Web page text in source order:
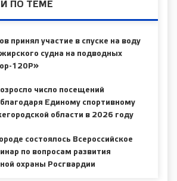
ПО ТЕМЕ
принял участие в спуске на воду
судна на подводных
120Р»
число посещений
Единому спортивному
области в 2026 году
состоялось Всероссийское
по вопросам развития
охраны Росгвардии